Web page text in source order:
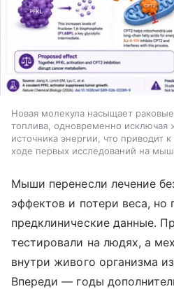
Новая молекула насыщает
топлива, одновременно исключая
источника энергии, что приводит
ходе первых исследований на
Мыши перенесли лечение
эффектов и потери веса, но
предклинические данные.
тестировали на людях, а
внутри живого организма
Впереди — годы